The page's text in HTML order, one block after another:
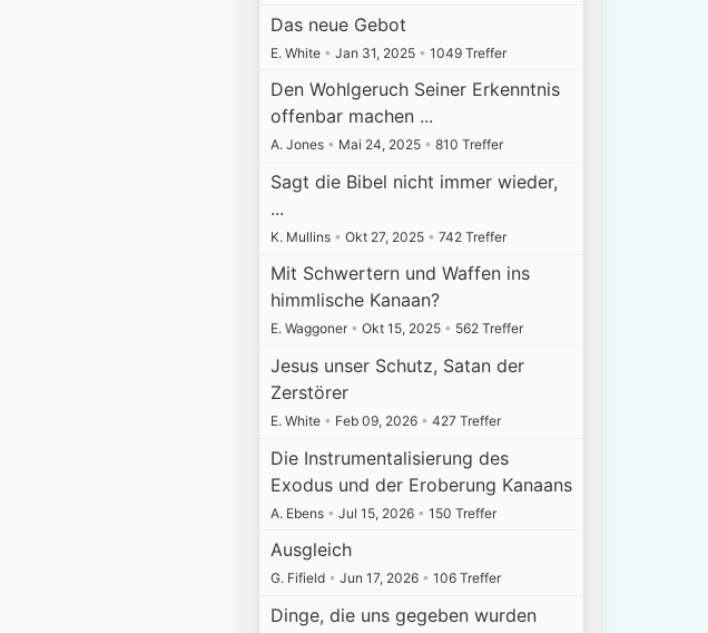
Das neue Gebot
E. White • Jan 31, 2025 • 1049 Treffer
Den Wohlgeruch Seiner Erkenntnis
offenbar machen ...
A. Jones • Mai 24, 2025 • 810 Treffer
Sagt die Bibel nicht immer wieder,
...
K. Mullins • Okt 27, 2025 • 742 Treffer
Mit Schwertern und Waffen ins
himmlische Kanaan?
E. Waggoner • Okt 15, 2025 • 562 Treffer
Jesus unser Schutz, Satan der
Zerstörer
E. White • Feb 09, 2026 • 427 Treffer
Die Instrumentalisierung des
Exodus und der Eroberung Kanaans
A. Ebens • Jul 15, 2026 • 150 Treffer
Ausgleich
G. Fifield • Jun 17, 2026 • 106 Treffer
Dinge, die uns gegeben wurden